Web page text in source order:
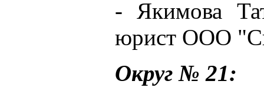
- Якимова
юрист ООО
Округ № 21: